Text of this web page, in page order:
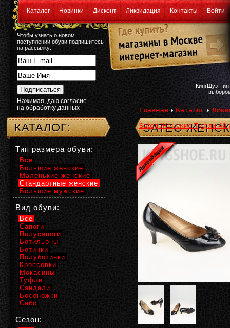
Каталог Новинки Дисконт Ликвидация Контакты Войти
Чтобы узнать о новом
поступлении обуви подпишитесь
на рассылку:
Нажимая, даю согласие
на обработку данных
КингШуз -
Главная Каталог
Sateg Женские Туфли 40
SATEG
КАТАЛОГ:
Тип размера обуви:
Все
Большие женские
Маленькие женские
Стандартные женские
Большие мужские
Вид обуви:
Все
Сапоги
Полусапоги
Ботильоны
Ботинки
Полуботинки
Кроссовки
Мокасины
Туфли
Сандали
Босоножки
Сабо
Сезон: